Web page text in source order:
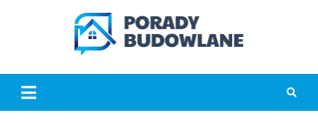
poradybudowlane.pl